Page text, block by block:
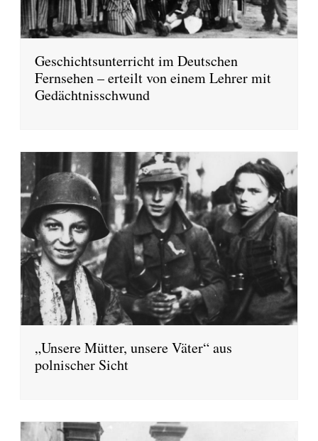
Geschichtsunterricht im Deutschen
Fernsehen – erteilt von einem Lehrer mit
Gedächtnisschwund
„Unsere Mütter, unsere Väter“ aus
polnischer Sicht